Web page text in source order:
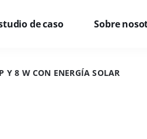
de caso Sobre
Y 8 W CON ENERGÍA SOLAR